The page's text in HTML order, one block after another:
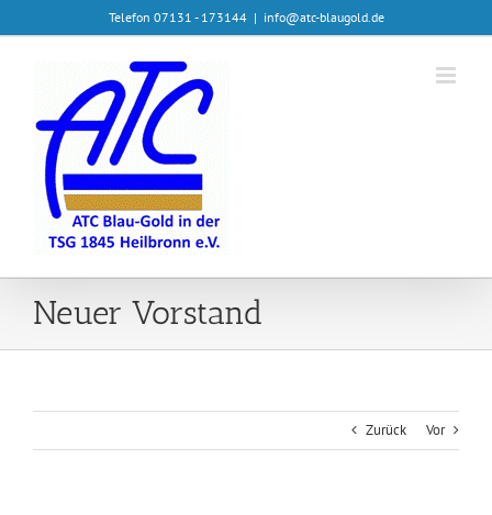
Inhalt
Telefon 07131 - 173144 | info@atc-blaugold.de
Neuer Vorstand
Zurück Vor